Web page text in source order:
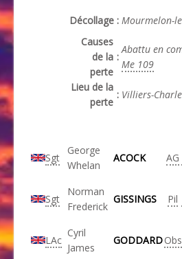
Décollage : Mourmelon-
Causes
de la
perte
:
Abattu en
Me 109
Lieu de la
perte
: Villiers-
Sgt
George
Whelan
ACOCK AG
Sgt
Norman
Frederick
GISSINGS Pil
LAc
Cyril
James
GODDARDObs